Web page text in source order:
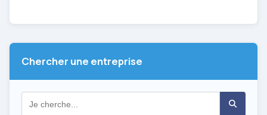
Chercher une entreprise